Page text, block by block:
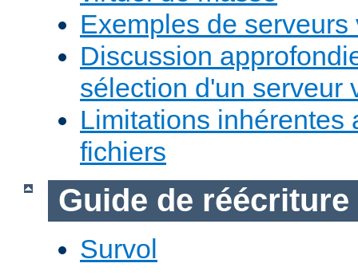
Exemples de serveurs
Discussion
sélection d'un serveur
Limitations inhérentes
fichiers
Guide de réécriture
Survol